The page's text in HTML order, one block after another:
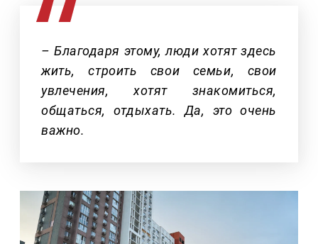
– Благодаря этому, люди хотят здесь
жить, строить свои семьи, свои
увлечения, хотят знакомиться,
общаться, отдыхать. Да, это очень
важно.